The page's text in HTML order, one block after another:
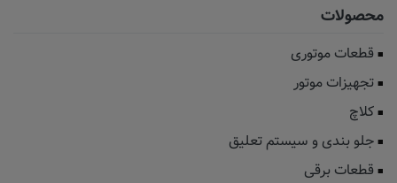
محصولات
قطعات موتوری
تجهیزات موتور
کلاچ
جلو بندی و سیستم تعلیق
قطعات برقی